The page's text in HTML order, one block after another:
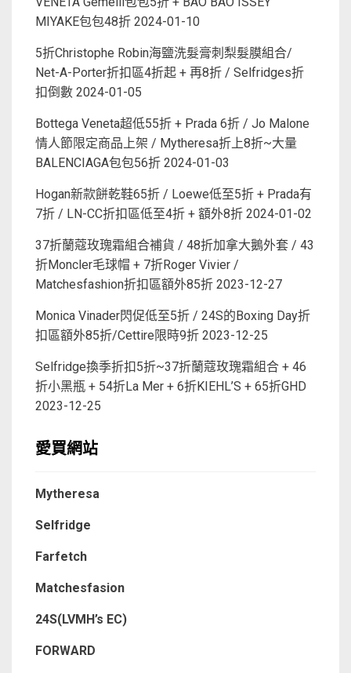
MIYAKE包包48折 2024-01-10
5折Christophe Robin海鹽洗髮膏刺梨髮膜組合/
Net-A-Porter折扣區4折起 + 再8折 / Selfridges折
扣倒數 2024-01-05
Bottega Veneta超低55折 + Prada 6折 / Jo Malone
情人節限定商品上架 / Mytheresa折上8折~大量
BALENCIAGA包包56折 2024-01-03
Hogan新款餅乾鞋65折 / Loewe低至5折 + Prada有
7折 / LN-CC折扣區低至4折 + 額外8折 2024-01-02
37折蘭蔻玫瑰霜組合補貨 / 48折加拿大鵝外套 / 43
折Moncler毛球帽 + 7折Roger Vivier /
Matchesfashion折扣區額外85折 2023-12-27
Monica Vinader閃促低至5折 / 24S的Boxing Day折
扣區額外85折/Cettire限時9折 2023-12-25
Selfridge換季折扣5折~37折蘭蔻玫瑰霜組合 + 46
折小黑瓶 + 54折La Mer + 6折KIEHL’S + 65折GHD
2023-12-25
愛買網站
Mytheresa
Selfridge
Farfetch
Matchesfasion
24S(LVMH’s EC)
FORWARD